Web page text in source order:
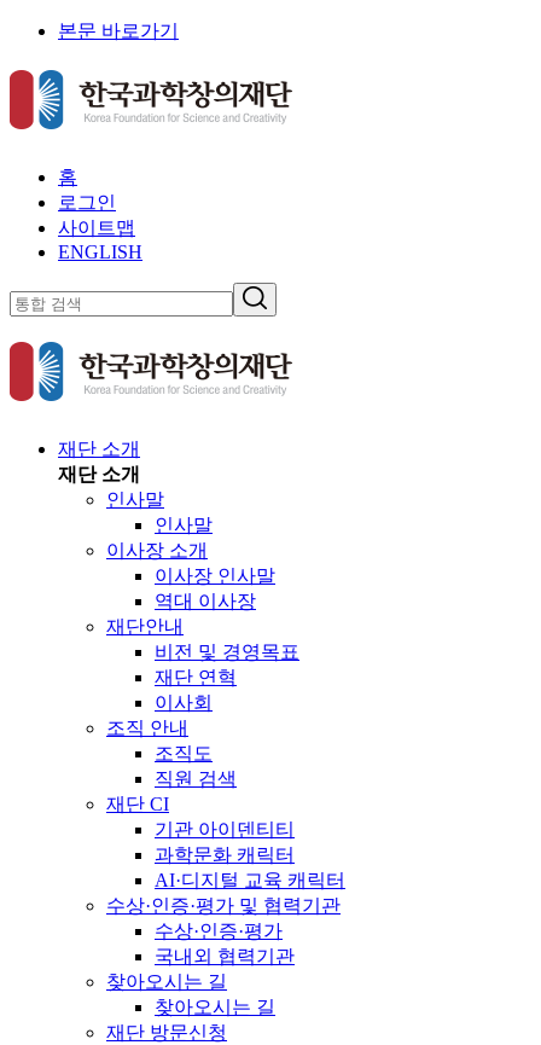
본문 바로가기
홈
로그인
사이트맵
ENGLISH
재단 소개
재단 소개
인사말
인사말
이사장 소개
이사장 인사말
역대 이사장
재단안내
비전 및 경영목표
재단 연혁
이사회
조직 안내
조직도
직원 검색
재단 CI
기관 아이덴티티
과학문화 캐릭터
AI·디지털 교육 캐릭터
수상·인증·평가 및 협력기관
수상·인증·평가
국내외 협력기관
찾아오시는 길
찾아오시는 길
재단 방문신청